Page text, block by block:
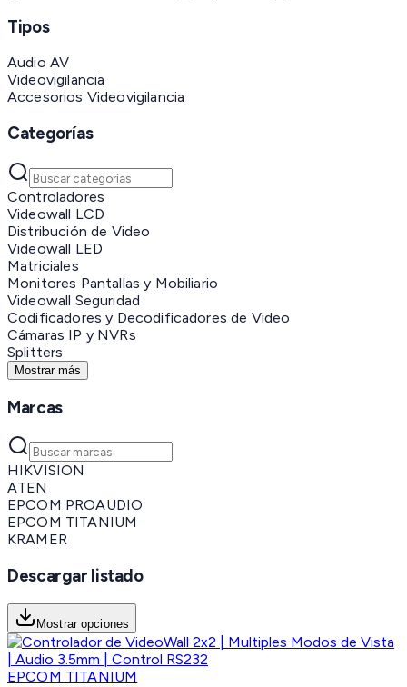
Tipos
Audio AV
Videovigilancia
Accesorios Videovigilancia
Categorías
Controladores
Videowall LCD
Distribución de Video
Videowall LED
Matriciales
Monitores Pantallas y Mobiliario
Videowall Seguridad
Codificadores y Decodificadores de Video
Cámaras IP y NVRs
Splitters
Mostrar más
Marcas
HIKVISION
ATEN
EPCOM PROAUDIO
EPCOM TITANIUM
KRAMER
Descargar listado
Mostrar opciones
EPCOM TITANIUM